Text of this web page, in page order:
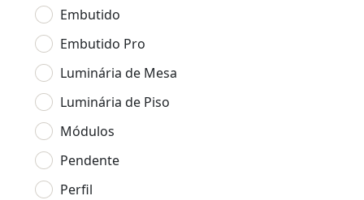
Embutido
Embutido Pro
Luminária de Mesa
Luminária de Piso
Módulos
Pendente
Perfil